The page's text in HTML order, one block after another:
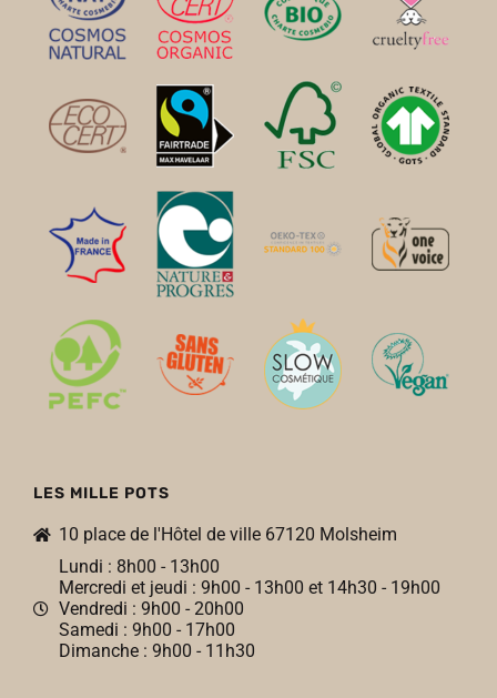
LES MILLE POTS
10 place de l'Hôtel de ville 67120 Molsheim
Lundi : 8h00 - 13h00
Mercredi et jeudi : 9h00 - 13h00 et 14h30 - 19h00
Vendredi : 9h00 - 20h00
Samedi : 9h00 - 17h00
Dimanche : 9h00 - 11h30